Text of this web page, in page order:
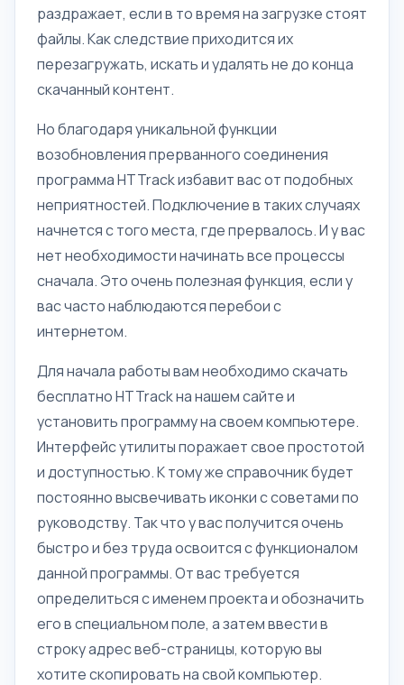
раздражает, если в то время на загрузке стоят
файлы. Как следствие приходится их
перезагружать, искать и удалять не до конца
скачанный контент.
Но благодаря уникальной функции
возобновления прерванного соединения
программа HTTrack избавит вас от подобных
неприятностей. Подключение в таких случаях
начнется с того места, где прервалось. И у вас
нет необходимости начинать все процессы
сначала. Это очень полезная функция, если у
вас часто наблюдаются перебои с
интернетом.
Для начала работы вам необходимо скачать
бесплатно HTTrack на нашем сайте и
установить программу на своем компьютере.
Интерфейс утилиты поражает свое простотой
и доступностью. К тому же справочник будет
постоянно высвечивать иконки с советами по
руководству. Так что у вас получится очень
быстро и без труда освоится с функционалом
данной программы. От вас требуется
определиться с именем проекта и обозначить
его в специальном поле, а затем ввести в
строку адрес веб-страницы, которую вы
хотите скопировать на свой компьютер.